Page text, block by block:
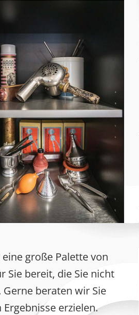
große Palette von
Sie bereit, die Sie nicht
beraten wir Sie
erzielen.